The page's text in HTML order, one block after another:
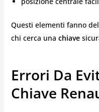
Questi elementi fanno
chi cerca una chiave
Errori Da
Chiave